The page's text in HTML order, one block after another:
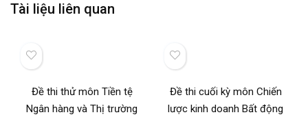
Tài liệu liên quan
Đề thi thử môn Tiền tệ
Ngân hàng và Thị trường
Đề thi cuối kỳ môn Chiến
lược kinh doanh Bất động